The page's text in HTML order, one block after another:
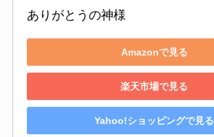
ありがとうの神様
Amazonで見る
楽天市場で見る
Yahoo!ショッピングで見る